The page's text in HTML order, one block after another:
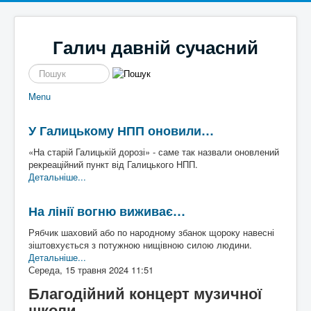
Галич давній сучасний
пошук
Menu
ЕкономікаІ сміх і сЛьози
Кримінал
Так сі не робе
Наше містоЧим жиє
СпортТо сила
Культура
ВолонтерствоЧас для інших
Надзвичайні подіїШо сі стало
Галич
ПостатіХто там
Художники
Діячі
Туриз
Блоги
У Галицькому НПП оновили…
«На старій Галицькій дорозі» - саме так назвали оновлений
рекреаційний пункт від Галицького НПП.
Детальніше...
На лінії вогню виживає…
Рябчик шаховий або по народному збанок щороку навесні
зіштовхується з потужною нищівною силою людини.
Детальніше...
Середа, 15 травня 2024 11:51
Благодійний концерт музичної